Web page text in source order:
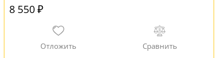
8 550 ₽